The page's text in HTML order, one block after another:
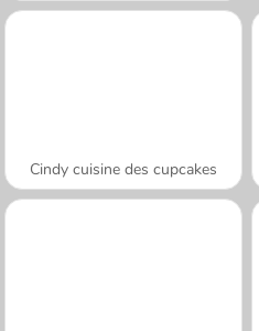
Cindy cuisine des cupcakes